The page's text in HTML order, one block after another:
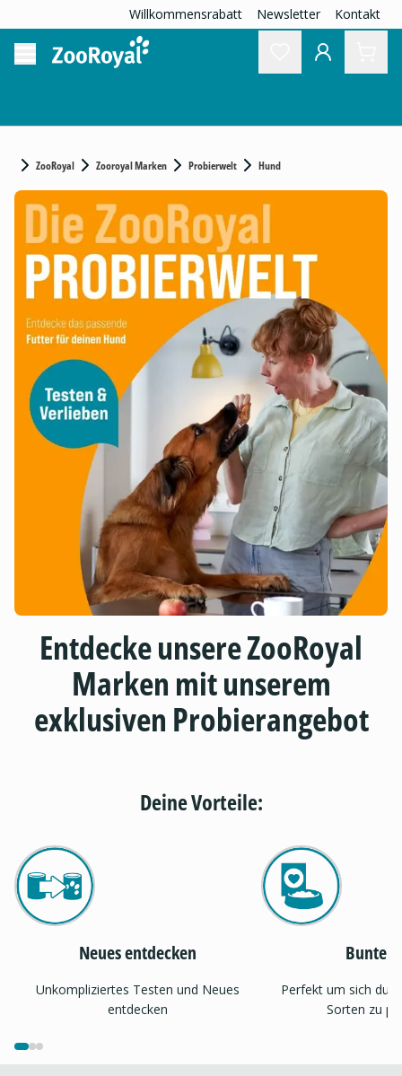
Willkommensrabatt Newsletter Kontakt
ZooRoyal Zooroyal Marken Probierwelt Hund
Entdecke unsere ZooRoyal
Marken mit unserem
exklusiven Probierangebot
Deine Vorteile:
Neues entdecken
Unkompliziertes Testen und Neues
entdecken
Bunter
Perfekt um sich
Sorten zu